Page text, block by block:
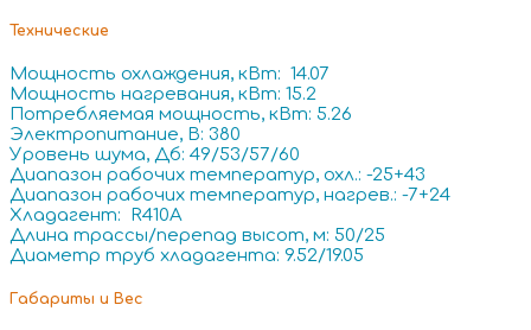
Технические
Мощность охлаждения, кВт: 14.07
Мощность нагревания, кВт: 15.2
Потребляемая мощность, кВт: 5.26
Электропитание, В: 380
Уровень шума, Дб: 49/53/57/60
Диапазон рабочих температур, охл.: -25+43
Диапазон рабочих температур, нагрев.: -7+24
Хладагент: R410A
Длина трассы/перепад высот, м: 50/25
Диаметр труб хладагента: 9.52/19.05
Габариты и Вес